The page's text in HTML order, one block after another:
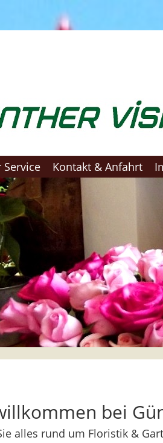
Service Kontakt & Anfahrt
bei
alles rund um Floristik &